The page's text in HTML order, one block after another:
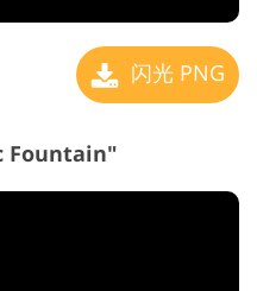
闪光 PNG
Fountain"